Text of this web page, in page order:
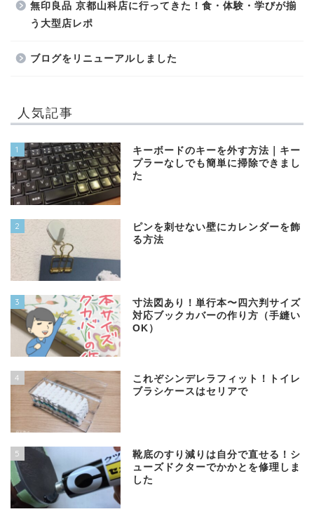
無印良品 京都山科店に行ってきた！食・体験・学びが揃
う大型店レポ
ブログをリニューアルしました
人気記事
1
キーボードのキーを外す方法｜キー
プラーなしでも簡単に掃除できまし
た
2
ピンを刺せない壁にカレンダーを飾
る方法
3
寸法図あり！単行本〜四六判サイズ
対応ブックカバーの作り方（手縫い
OK）
4
これぞシンデレラフィット！トイレ
ブラシケースはセリアで
5
靴底のすり減りは自分で直せる！シ
ューズドクターでかかとを修理しま
した